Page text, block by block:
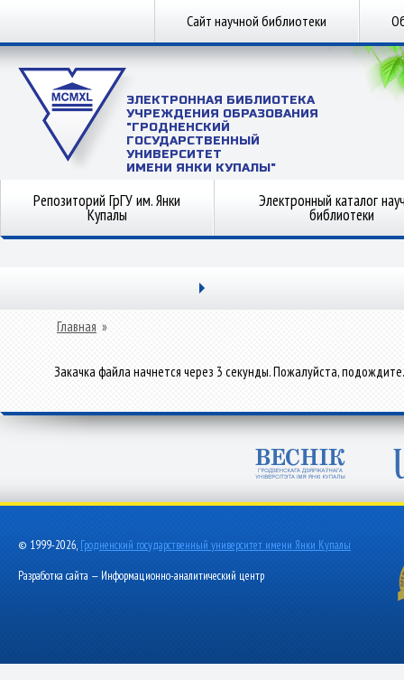
Сайт научной библиотеки
ЭЛЕКТРОННАЯ БИБЛИОТЕКА
УЧРЕЖДЕНИЯ ОБРАЗОВАНИЯ
"ГРОДНЕНСКИЙ
ГОСУДАРСТВЕННЫЙ
УНИВЕРСИТЕТ
ИМЕНИ ЯНКИ КУПАЛЫ"
Репозиторий ГрГУ им. Янки
Купалы
Электронный каталог
библиотеки
Главная »
Закачка файла начнется через 3 секунды. Пожалуйста, подождите.
© 1999-2026, Гродненский государственный университет имени Янки Купалы
Разработка сайта — Информационно-аналитический центр